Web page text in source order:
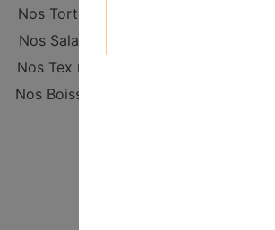
Nos Tortillas
Nos Salades
Nos Tex mex
Nos Boissons